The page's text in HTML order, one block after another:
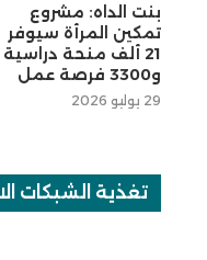
بنت الداه: مشروع
تمكين المرأة سيوفر
21 ألف منحة دراسية
و3300 فرصة عمل
29 يوليو 2026
تغذية الشبكات